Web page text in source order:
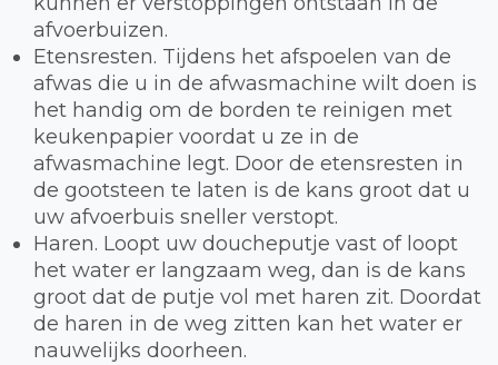
afvoerbuizen.
Etensresten. Tijdens het afspoelen van de
afwas die u in de afwasmachine wilt doen is
het handig om de borden te reinigen met
keukenpapier voordat u ze in de
afwasmachine legt. Door de etensresten in
de gootsteen te laten is de kans groot dat u
uw afvoerbuis sneller verstopt.
Haren. Loopt uw doucheputje vast of loopt
het water er langzaam weg, dan is de kans
groot dat de putje vol met haren zit. Doordat
de haren in de weg zitten kan het water er
nauwelijks doorheen.